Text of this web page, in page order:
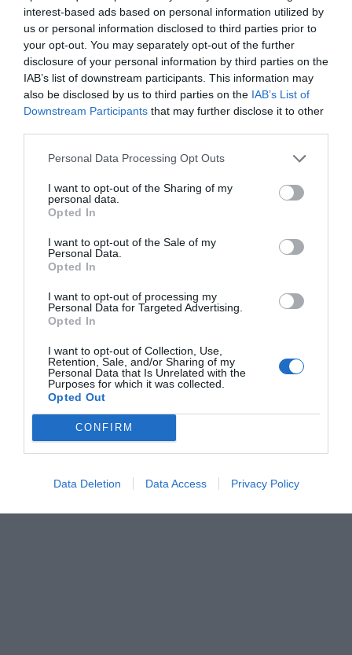
interest-based ads based on personal information utilized by
us or personal information disclosed to third parties prior to
your opt-out. You may separately opt-out of the further
disclosure of your personal information by third parties on the
IAB’s list of downstream participants. This information may
also be disclosed by us to third parties on the IAB’s List of
Downstream Participants that may further disclose it to other
Personal Data Processing Opt Outs
I want to opt-out of the Sharing of my
personal data.
Opted In
I want to opt-out of the Sale of my
Personal Data.
Opted In
I want to opt-out of processing my
Personal Data for Targeted Advertising.
Opted In
I want to opt-out of Collection, Use,
Retention, Sale, and/or Sharing of my
Personal Data that Is Unrelated with the
Purposes for which it was collected.
Opted Out
CONFIRM
Data Deletion Data Access Privacy Policy
1 / 7
Jaa artikkeli:
F
c
e
b
o
o
M
ss
e
n
g
er
X W
at
A
p
p
C
p
Li
n
k
S
ar